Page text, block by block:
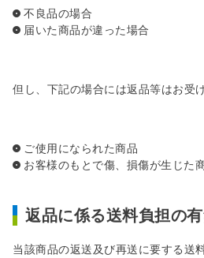
不良品の場合
届いた商品が違った場合
但し、下記の場合には返品等はお受
ご使用になられた商品
お客様のもとで傷、損傷が生じた
返品に係る送料負担の
当該商品の返送及び再送に要する送